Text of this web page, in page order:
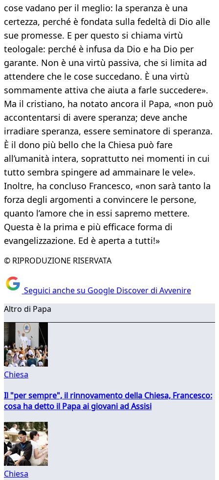
cose vadano per il meglio: la speranza è una
certezza, perché è fondata sulla fedeltà di Dio alle
sue promesse. E per questo si chiama virtù
teologale: perché è infusa da Dio e ha Dio per
garante. Non è una virtù passiva, che si limita ad
attendere che le cose succedano. È una virtù
sommamente attiva che aiuta a farle succedere».
Ma il cristiano, ha notato ancora il Papa, «non può
accontentarsi di avere speranza; deve anche
irradiare speranza, essere seminatore di speranza.
È il dono più bello che la Chiesa può fare
all’umanità intera, soprattutto nei momenti in cui
tutto sembra spingere ad ammainare le vele».
Inoltre, ha concluso Francesco, «non sarà tanto la
forza degli argomenti a convincere le persone,
quanto l’amore che in essi sapremo mettere.
Questa è la prima e più efficace forma di
evangelizzazione. Ed è aperta a tutti!»
© RIPRODUZIONE RISERVATA
Seguici anche su Google Discover di Avvenire
Altro di Papa
Chiesa
Il "per sempre", il rinnovamento della Chiesa, Francesco:
cosa ha detto il Papa ai giovani ad Assisi
Chiesa